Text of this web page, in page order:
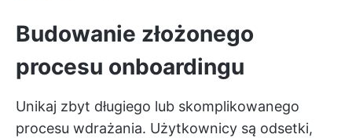
Budowanie złożonego
procesu onboardingu
Unikaj zbyt długiego lub skomplikowanego
procesu wdrażania. Użytkownicy są odsetki,